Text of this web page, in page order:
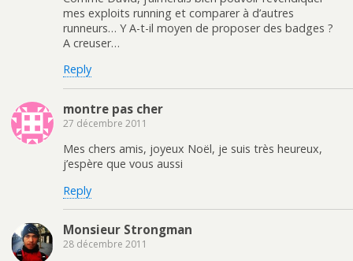
mes exploits running et comparer à d’autres
runneurs… Y A-t-il moyen de proposer des badges ?
A creuser…
Reply
montre pas cher
27 décembre 2011
Mes chers amis, joyeux Noël, je suis très heureux,
j’espère que vous aussi
Reply
Monsieur Strongman
28 décembre 2011